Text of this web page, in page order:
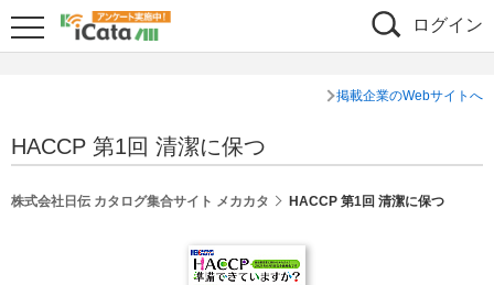
ログイン
掲載企業のWebサイトへ
HACCP 第1回 清潔に保つ
株式会社日伝 カタログ集合サイト メカカタ HACCP 第1回 清潔に保つ